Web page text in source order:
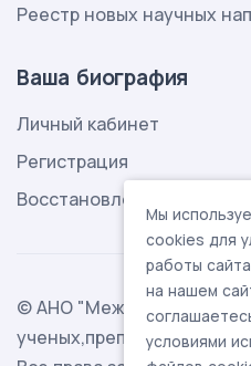
Реестр новых научных
Ваша биография
Личный кабинет
Регистрация
Восстановление пароля
© АНО "Международная
ученых,преподавателей
Мы
cookies для
работы
на нашем
условиями